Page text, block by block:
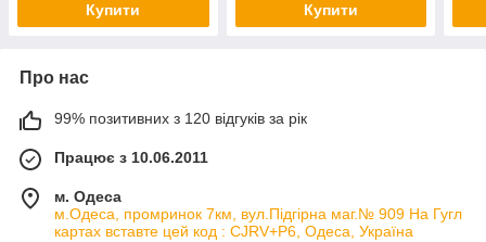
Купити Купити
Про нас
99% позитивних з 120 відгуків за рік
Працює з 10.06.2011
м. Одеса
м.Одеса, промринок 7км, вул.Підгірна маг.№ 909 На Гугл
картах вставте цей код : CJRV+P6, Одеса, Україна